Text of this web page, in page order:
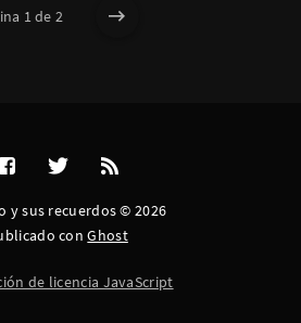
1 de 2
y sus recuerdos © 2026
conGhost
de licencia JavaScript